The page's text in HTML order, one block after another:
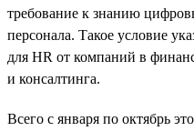
требование к знанию
персонала. Такое условие
для HR от компаний в
и консалтинга.
Всего с января по октябрь